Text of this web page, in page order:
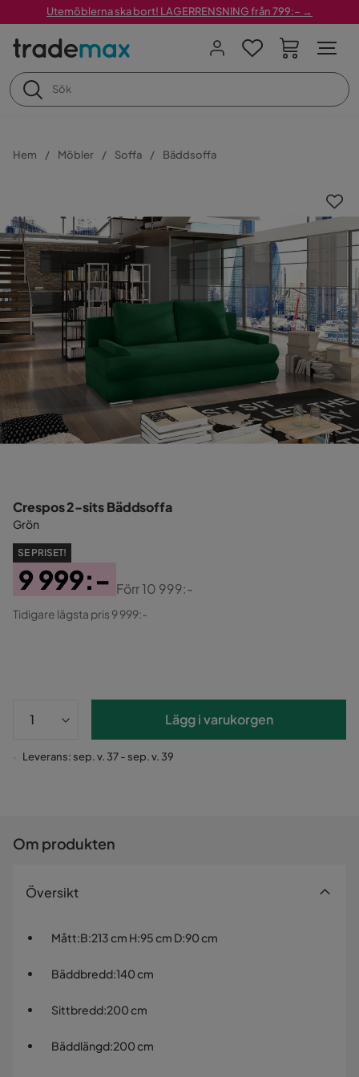
Utemöblerna ska bort! LAGERRENSNING från 799:– →
Hem Möbler Soffa Bäddsoffa
Crespos 2-sits Bäddsoffa
Grön
SE PRISET!
Pris
9 999:-
Original
Förr10 999:-
Tidigare lägsta pris 9 999:-
Lägg i varukorgen
Leverans: sep. v. 37 - sep. v. 39
Om produkten
Översikt
Mått:B:213 cm H:95 cm D:90 cm
Bäddbredd:140 cm
Sittbredd:200 cm
Bäddlängd:200 cm